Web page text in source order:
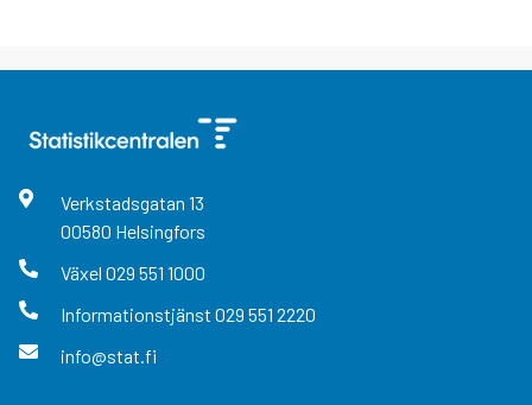
Verkstadsgatan 13
00580 Helsingfors
Växel 029 551 1000
Informationstjänst 029 551 2220
info@stat.fi